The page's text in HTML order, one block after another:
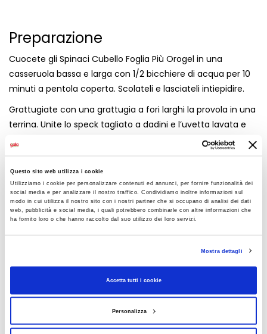
Questo sito web utilizza i cookie
Utilizziamo i cookie per personalizzare contenuti ed annunci, per fornire funzionalità dei
social media e per analizzare il nostro traffico. Condividiamo inoltre informazioni sul
modo in cui utilizza il nostro sito con i nostri partner che si occupano di analisi dei dati
web, pubblicità e social media, i quali potrebbero combinarle con altre informazioni che
ha fornito loro o che hanno raccolto dal suo utilizzo dei loro servizi.
Mostra dettagli
Accetta tutti i cookie
Personalizza
Preparazione
Cuocete gli Spinaci Cubello Foglia Più Orogel in una
casseruola bassa e larga con 1/2 bicchiere di acqua per 10
minuti a pentola coperta. Scolateli e lasciateli intiepidire.
Grattugiate con una grattugia a fori larghi la provola in una
terrina. Unite lo speck tagliato a dadini e l’uvetta lavata e
scolata. Aggiungete gli spinaci, oliate, salate, pepate e
Stendete la pasta sfoglia, farcite con il ripieno di spinaci al
centro, lungo la parte più lunga; coprite con la pasta e
incidete la superficie con dei leggeri tagli.
Una variante vegetariana? Eliminate lo speck e aggiungete
CONDIVIDI